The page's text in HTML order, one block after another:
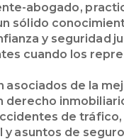
abogado,
sólido
y seguridad
cuando los
asociados de la
derecho
de
asuntos de